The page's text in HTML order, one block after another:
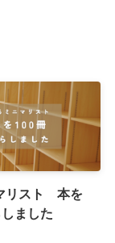
リスト 本を
しました